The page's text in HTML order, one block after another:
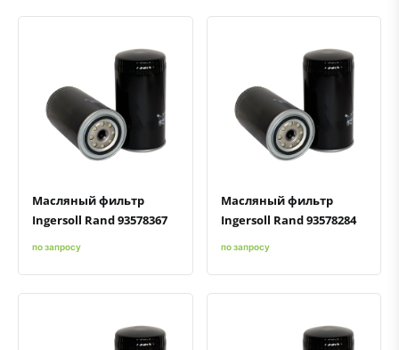
Быстрый просмотрДобавить к сравнению
Добавить в избранное
Масляный фильтр
Ingersoll Rand 93578367
по запросу
Быстрый просмотрДобавить к сравнению
Добавить в избранное
Масляный фильтр
Ingersoll Rand 93578284
по запросу